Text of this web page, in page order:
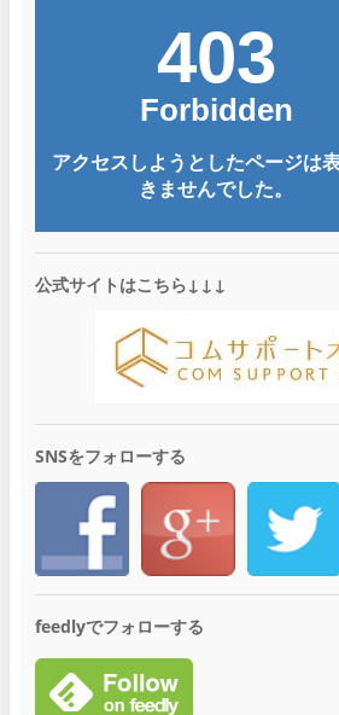
公式サイトはこちら↓↓↓
SNSをフォローする
feedlyでフォローする